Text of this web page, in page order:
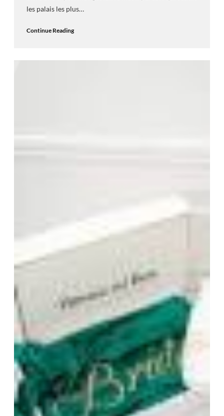
les palais les plus…
Continue Reading